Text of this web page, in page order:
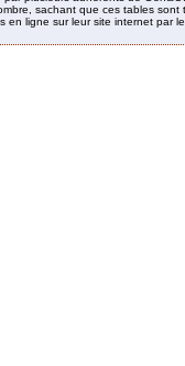
sachant que ces tables
en ligne sur leur site internet par